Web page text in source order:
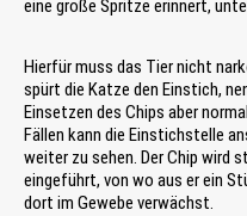
eine große Spritze erinnert,
Hierfür muss das Tier nicht
spürt die Katze den Einstich,
Einsetzen des Chips aber
Fällen kann die Einstichstelle
weiter zu sehen. Der Chip wird
eingeführt, von wo aus er ein
dort im Gewebe verwächst.